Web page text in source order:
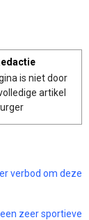
is niet door
artikel
verbod om deze
zeer sportieve